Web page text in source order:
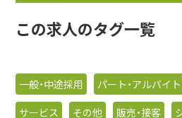
この求人のタグ一覧
一般・中途採用 パート・アルバイト
サービス
その他 販売・接客